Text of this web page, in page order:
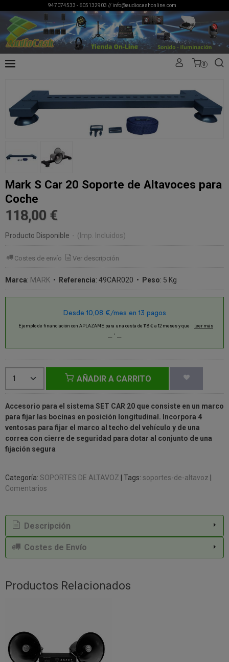
947074533 - 605132903 // info@audiocashonline.com
0
Mark S Car 20 Soporte de Altavoces para
Coche
118,00 €
Producto Disponible - (Imp. Incluidos)
Costes de envío Ver descripción
Marca: MARK • Referencia: 49CAR020 • Peso: 5 Kg
AÑADIR A CARRITO
Accesorio para el sistema SET CAR 20 que consiste en un marco
para fijar las bocinas en posición longitudinal. Incorpora 4
ventosas para fijar el marco al techo del vehículo y de una
correa con cierre de seguridad para dotar al conjunto de una
fijación segura
Categoría: SOPORTES DE ALTAVOZ Tags: soportes-de-altavoz
Comentarios
Descripción
Costes de Envío
Productos Relacionados